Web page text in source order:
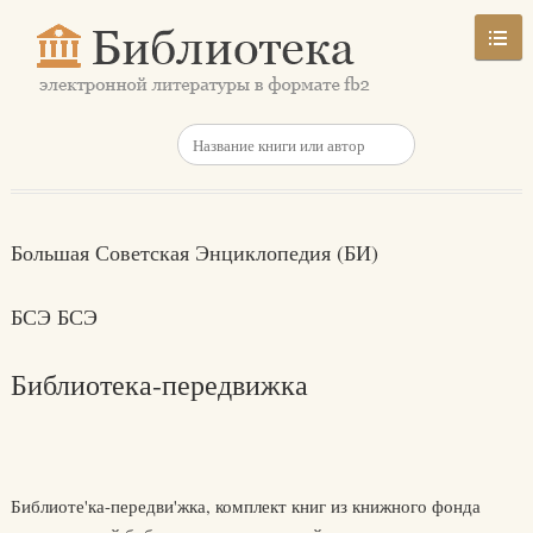
Большая Советская Энциклопедия (БИ)
БСЭ БСЭ
Библиотека-передвижка
Библиоте'ка-передви'жка, комплект книг из книжного фонда